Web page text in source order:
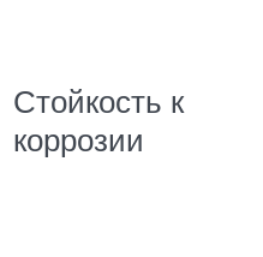
Стойкость к
коррозии